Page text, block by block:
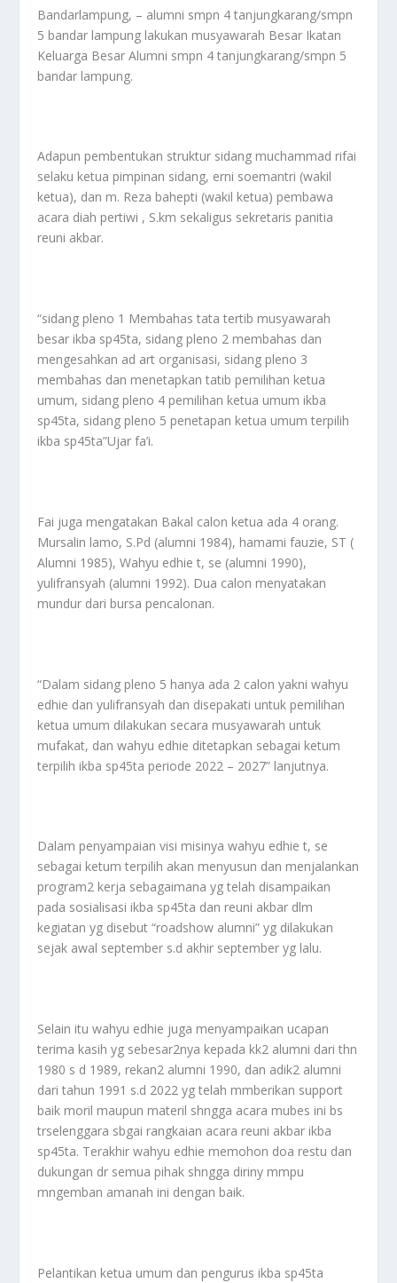
Bandarlampung, – alumni smpn 4 tanjungkarang/smpn
5 bandar lampung lakukan musyawarah Besar Ikatan
Keluarga Besar Alumni smpn 4 tanjungkarang/smpn 5
bandar lampung.
Adapun pembentukan struktur sidang muchammad rifai
selaku ketua pimpinan sidang, erni soemantri (wakil
ketua), dan m. Reza bahepti (wakil ketua) pembawa
acara diah pertiwi , S.km sekaligus sekretaris panitia
reuni akbar.
“sidang pleno 1 Membahas tata tertib musyawarah
besar ikba sp45ta, sidang pleno 2 membahas dan
mengesahkan ad art organisasi, sidang pleno 3
membahas dan menetapkan tatib pemilihan ketua
umum, sidang pleno 4 pemilihan ketua umum ikba
sp45ta, sidang pleno 5 penetapan ketua umum terpilih
ikba sp45ta”Ujar fa’i.
Fai juga mengatakan Bakal calon ketua ada 4 orang.
Mursalin lamo, S.Pd (alumni 1984), hamami fauzie, ST (
Alumni 1985), Wahyu edhie t, se (alumni 1990),
yulifransyah (alumni 1992). Dua calon menyatakan
mundur dari bursa pencalonan.
“Dalam sidang pleno 5 hanya ada 2 calon yakni wahyu
edhie dan yulifransyah dan disepakati untuk pemilihan
ketua umum dilakukan secara musyawarah untuk
mufakat, dan wahyu edhie ditetapkan sebagai ketum
terpilih ikba sp45ta periode 2022 – 2027” lanjutnya.
Dalam penyampaian visi misinya wahyu edhie t, se
sebagai ketum terpilih akan menyusun dan menjalankan
program2 kerja sebagaimana yg telah disampaikan
pada sosialisasi ikba sp45ta dan reuni akbar dlm
kegiatan yg disebut “roadshow alumni” yg dilakukan
sejak awal september s.d akhir september yg lalu.
Selain itu wahyu edhie juga menyampaikan ucapan
terima kasih yg sebesar2nya kepada kk2 alumni dari thn
1980 s d 1989, rekan2 alumni 1990, dan adik2 alumni
dari tahun 1991 s.d 2022 yg telah mmberikan support
baik moril maupun materil shngga acara mubes ini bs
trselenggara sbgai rangkaian acara reuni akbar ikba
sp45ta. Terakhir wahyu edhie memohon doa restu dan
dukungan dr semua pihak shngga diriny mmpu
mngemban amanah ini dengan baik.
Pelantikan ketua umum dan pengurus ikba sp45ta